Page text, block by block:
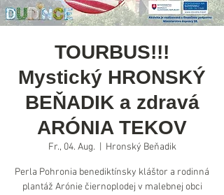
TOURBUS!!!
Mystický HRONSKÝ
BEŇADIK a zdravá
ARÓNIA TEKOV
Fr., 04. Aug. Hronský Beňadik
Perla Pohronia benediktínsky kláštor a rodinná
plantáž Arónie čiernoplodej v malebnej obci